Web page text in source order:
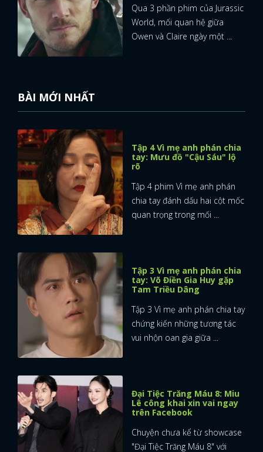
Qua 3 phần phim của Jurassic
World, mối quan hệ giữa
Owen và Claire ngày một ...
BÀI MỚI NHẤT
Tập 4 Vì mẹ anh phán chia
tay: Mưu đồ "Cậu Sáu" lộ
rõ
Tập 4 phim Vì mẹ anh phán
chia tay đánh dấu hai cột mốc
quan trọng trong mối ...
Tập 3 Vì mẹ anh phán chia
tay: Võ Điền Gia Huy gặp
Tam Triều Dâng
Tập 3 Vì mẹ anh phán chia tay
chứng kiến những tương tác
vui nhộn oan gia giữa ...
Đại Tiệc Trăng Máu 8: Miu
Lê công khai xin vai ngay
trên Facebook
Chuyện chưa kể từ showcase
"Đại Tiệc Trăng Máu 8" với